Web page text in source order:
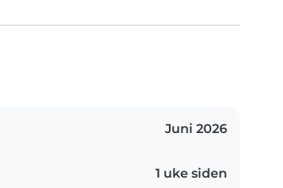
Juni 2026
1 uke siden